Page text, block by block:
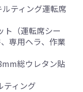
ティング運転席
ト（運転席シー
専用ヘラ、作業
総ウレタン貼
ティング